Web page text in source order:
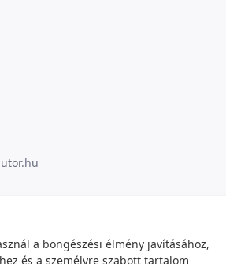
a böngészési élmény javításához,
és a személyre szabott tartalom